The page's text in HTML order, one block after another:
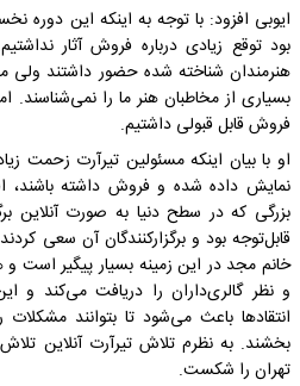
ایوبی افزود: با توجه به اینکه این دوره
بود توقع زیادی درباره فروش آثار
هنرمندان شناخته شده حضور داشتند ولی
بسیاری از مخاطبان هنر ما را نمی‌شناسند.
فروش قابل قبولی داشتیم.
او با بیان اینکه مسئولین تیرآرت زحمت
نمایش داده شده و فروش داشته باشند،
بزرگی که در سطح دنیا به صورت آنلاین
قابل‌توجه بود و برگزارکنندگان آن سعی
خانم مجد در این زمینه بسیار پیگیر است
و نظر گالری‌داران را دریافت می‌کند و
انتقادها باعث می‌شود تا بتوانند
بخشند. به نظرم تلاش تیرآرت آنلاین
تهران را شکست.